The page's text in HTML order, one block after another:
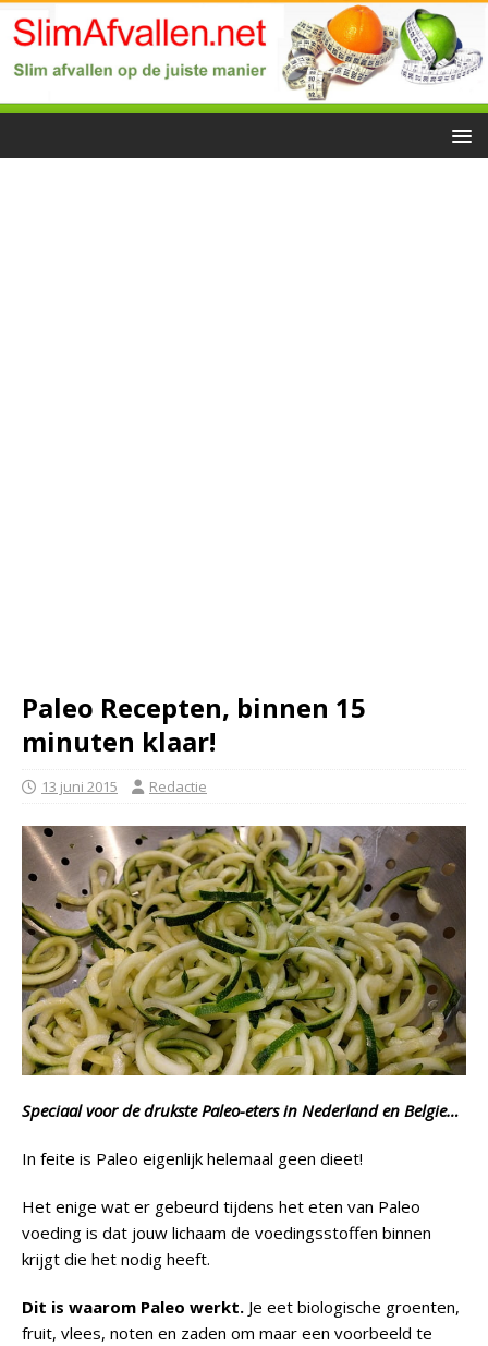
Paleo Recepten, binnen 15
minuten klaar!
13 juni 2015 Redactie
Speciaal voor de drukste Paleo-eters in Nederland en Belgie…
In feite is Paleo eigenlijk helemaal geen dieet!
Het enige wat er gebeurd tijdens het eten van Paleo
voeding is dat jouw lichaam de voedingsstoffen binnen
krijgt die het nodig heeft.
Dit is waarom Paleo werkt. Je eet biologische groenten,
fruit, vlees, noten en zaden om maar een voorbeeld te